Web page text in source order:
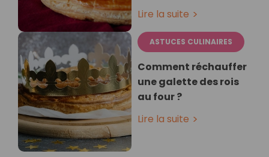
Lire la suite
ASTUCES CULINAIRES
Comment réchauffer
une galette des rois
au four ?
Lire la suite